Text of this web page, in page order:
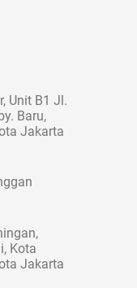
Unit B1 Jl.
Baru,
Jakarta
Kota
Jakarta